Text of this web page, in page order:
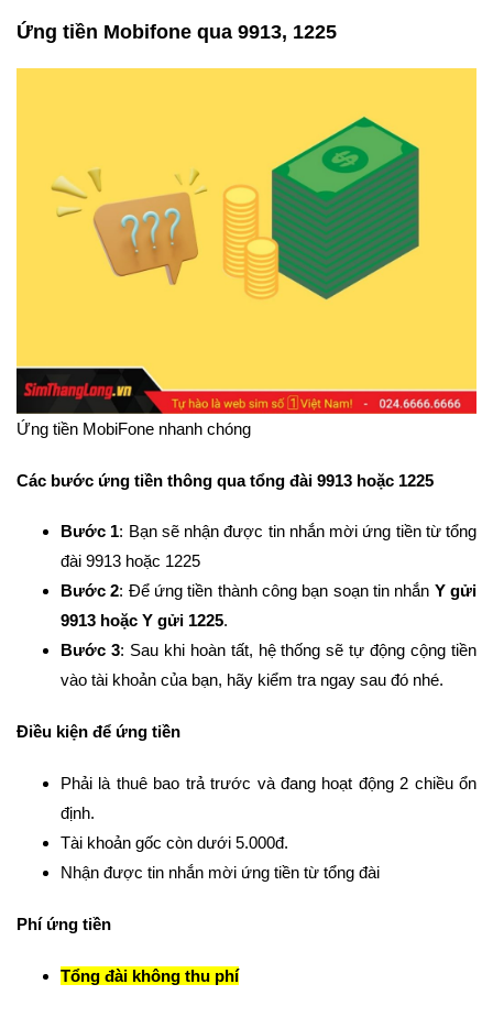
Ứng tiền Mobifone qua 9913, 1225
Ứng tiền MobiFone nhanh chóng
Các bước ứng tiền thông qua tổng đài 9913 hoặc 1225
Bước 1: Bạn sẽ nhận được tin nhắn mời ứng tiền từ tổng
đài 9913 hoặc 1225
Bước 2: Để ứng tiền thành công bạn soạn tin nhắn Y gửi
9913 hoặc Y gửi 1225.
Bước 3: Sau khi hoàn tất, hệ thống sẽ tự động cộng tiền
vào tài khoản của bạn, hãy kiểm tra ngay sau đó nhé.
Điều kiện để ứng tiền
Phải là thuê bao trả trước và đang hoạt động 2 chiều ổn
định.
Tài khoản gốc còn dưới 5.000đ.
Nhận được tin nhắn mời ứng tiền từ tổng đài
Phí ứng tiền
Tổng đài không thu phí